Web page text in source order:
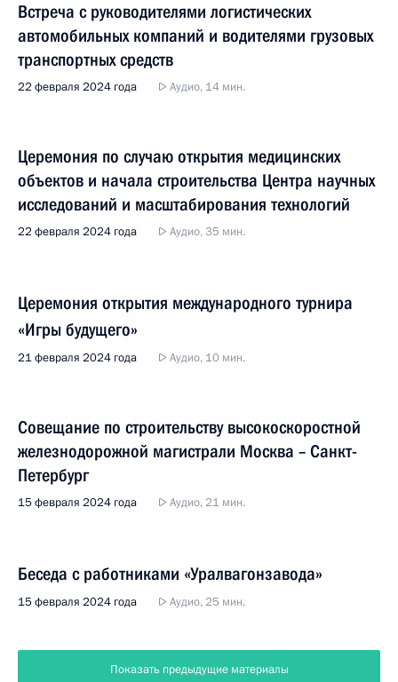
Встреча с руководителями логистических
автомобильных компаний и водителями грузовых
транспортных средств
22 февраля 2024 года Аудио, 14 мин.
Церемония по случаю открытия медицинских
объектов и начала строительства Центра научных
исследований и масштабирования технологий
22 февраля 2024 года Аудио, 35 мин.
Церемония открытия международного турнира
«Игры будущего»
21 февраля 2024 года Аудио, 10 мин.
Совещание по строительству высокоскоростной
железнодорожной магистрали Москва – Санкт-
Петербург
15 февраля 2024 года Аудио, 21 мин.
Беседа с работниками «Уралвагонзавода»
15 февраля 2024 года Аудио, 25 мин.
Показать предыдущие материалы